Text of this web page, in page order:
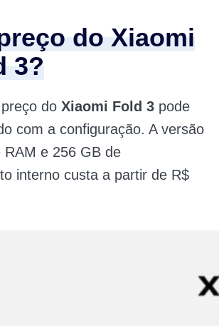
do Xiaomi
3?
do Xiaomi Fold 3 pode
com a configuração. A versão
e 256 GB de
interno custa a partir de R$